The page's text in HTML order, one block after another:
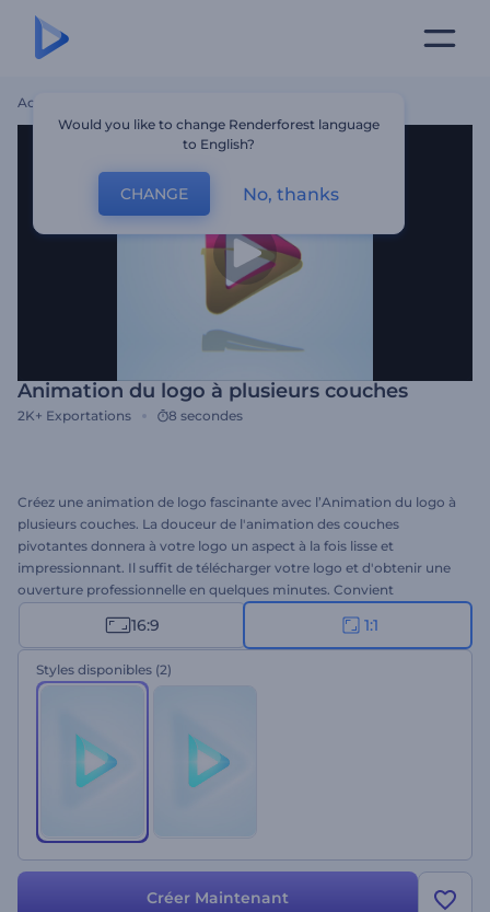
Accueil
Animation du logo à plusieurs couches
2K+ Exportations 8 secondes
Créez une animation de logo fascinante avec l’Animation du logo à
plusieurs couches. La douceur de l'animation des couches
pivotantes donnera à votre logo un aspect à la fois lisse et
impressionnant. Il suffit de télécharger votre logo et d'obtenir une
ouverture professionnelle en quelques minutes. Convient
parfaitement pour les présentations d'entreprise, les intros/outros,
les présentations de sociétés et bien plus encore. Essayez ce tout
nouveau modèle et retrouvez l'ambiance sereine. Essayez la version
carrée de ce modèle dès maintenant !
16:9 1:1
Styles disponibles (2)
Créer Maintenant
Would you like to change Renderforest language
to English?
CHANGE No, thanks